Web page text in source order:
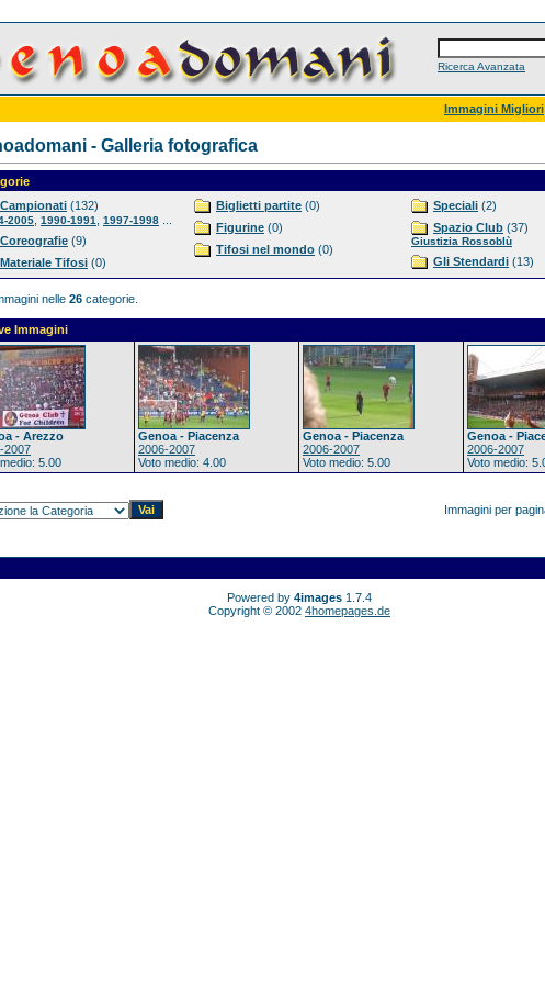
Ricerca Avanzata
Immagini Migliori
- Galleria fotografica
Campionati (132)
2005 1990-1991 1997-1998
Coreografie (9)
Materiale Tifosi (0)
Biglietti partite (0)
Figurine (0)
Tifosi nel mondo (0)
Speciali (2)
Spazio Club (37)
Giustizia Rossoblù
Gli Stendardi (13)
nelle 26 categorie.
Immagini
- Arezzo
2007
5.00
Genoa - Piacenza
2006-2007
Voto medio: 4.00
Genoa - Piacenza
2006-2007
Voto medio: 5.00
Genoa -
2006-2007
Voto medio:
Immagini per
Powered by 4images 1.7.4
Copyright © 2002 4homepages.de